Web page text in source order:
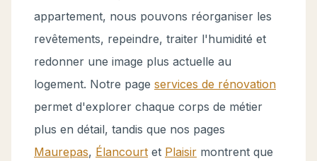
appartement, nous pouvons réorganiser les
revêtements, repeindre, traiter l'humidité et
redonner une image plus actuelle au
logement. Notre page services de rénovation
permet d'explorer chaque corps de métier
plus en détail, tandis que nos pages
Maurepas, Élancourt et Plaisir montrent que